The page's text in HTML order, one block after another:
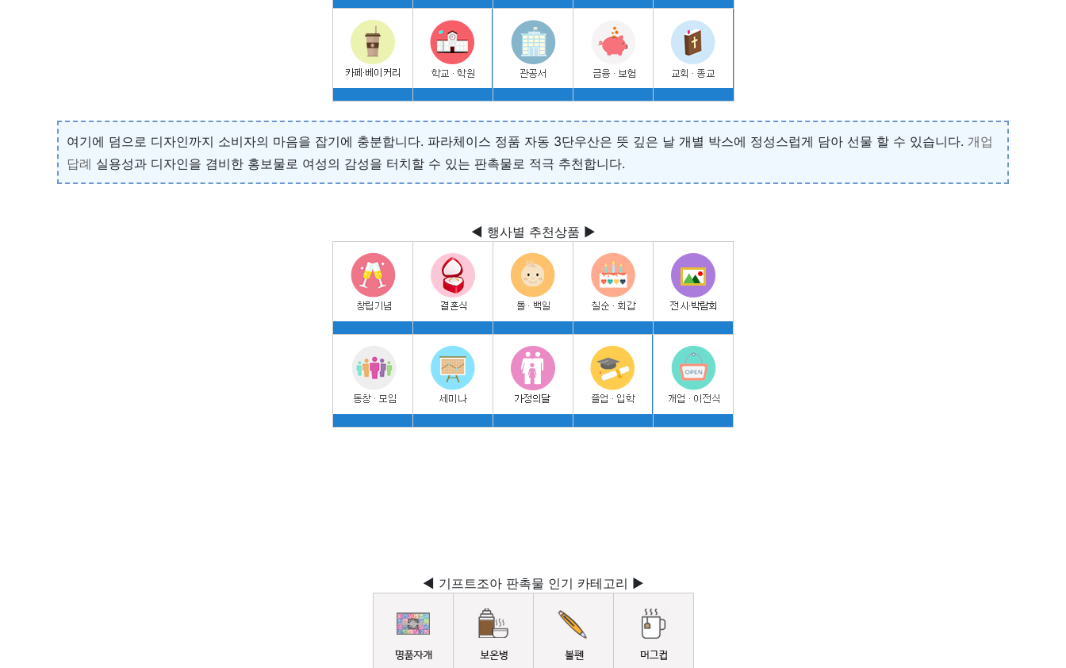
여기에 덤으로 디자인까지 소비자의 마음을 잡기에 충분합니다. 파라체이스 정품 자동 3단우산은 뜻 깊은 날 개별 박스에 정성스럽게 담아 선물 할 수 있습니다. 개업
답례 실용성과 디자인을 겸비한 홍보물로 여성의 감성을 터치할 수 있는 판촉물로 적극 추천합니다.
◀ 행사별 추천상품 ▶
◀ 기프트조아 판촉물 인기 카테고리 ▶